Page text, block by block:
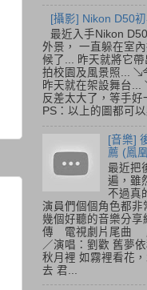
[攝影] Nikon D50
最近入手Nikon
外景， 一直躲在室
候了... 昨天就將它
拍校園及風景照... ↘
昨天就在架設舞台
反差太大了，等手
PS：以上的圖都可
[音樂]
薦 (鳳
最近把
遍，雖
不過真
演員們個個角色都非
幾個好聽的音樂分享
傳 電視劇片尾曲
／演唱：劉歡 舊夢
秋月裡 如霧裡看花
去 君...